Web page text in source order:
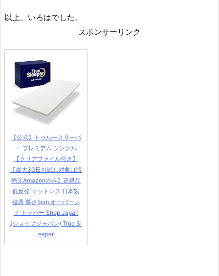
以上、いろはでした。
スポンサーリンク
【公式】トゥルースリーパ
ー プレミアム シングル
【クリアファイル付き】
【最大30日お試し対象は販
売元Amazonのみ】正規品
低反発 マットレス 日本製
寝具 厚さ5cm オーバーレ
イ トッパー Shop Japan
(ショップジャパン) True Sl
eeper